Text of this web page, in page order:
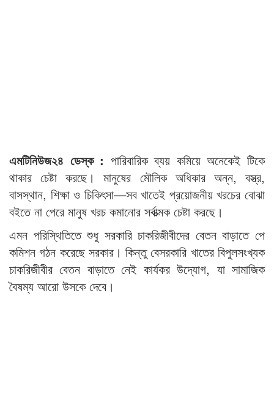
এমটিনিউজ২৪ ডেস্ক : পারিবারিক ব্যয় কমিয়ে অনেকেই টিকে
থাকার চেষ্টা করছে। মানুষের মৌলিক অধিকার অন্ন, বস্ত্র,
বাসস্থান, শিক্ষা ও চিকিৎসা—সব খাতেই প্রয়োজনীয় খরচের বোঝা
বইতে না পেরে মানুষ খরচ কমানোর সর্বাত্মক চেষ্টা করছে।
এমন পরিস্থিতিতে শুধু সরকারি চাকরিজীবীদের বেতন বাড়াতে পে
কমিশন গঠন করেছে সরকার। কিন্তু বেসরকারি খাতের বিপুলসংখ্যক
চাকরিজীবীর বেতন বাড়াতে নেই কার্যকর উদ্যোগ, যা সামাজিক
বৈষম্য আরো উসকে দেবে।